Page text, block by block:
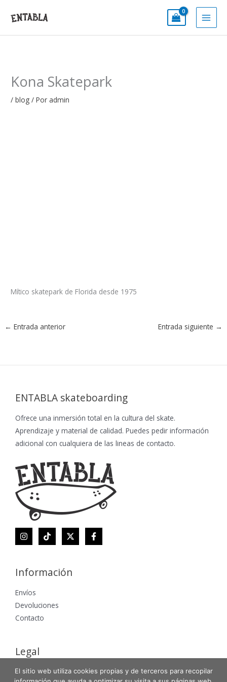
Kona Skatepark
/blog / Por admin
Mítico skatepark de Florida desde 1975
← Entrada anterior Entrada siguiente →
ENTABLA skateboarding
Ofrece una inmersión total en la cultura del skate.
Aprendizaje y material de calidad. Puedes pedir información
adicional con cualquiera de las lineas de contacto.
Información
Envíos
Devoluciones
Contacto
Legal
Aviso Legal
El sitio web utiliza cookies propias y de terceros para recopilar